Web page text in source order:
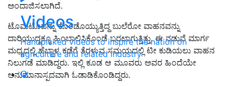
Videos
Handpicked videos to inspire the nation on
agriculture and related industry
ಅಂದಾಜಿಸಲಾಗಿದೆ.
ಟೊಮೆಟೊವನ್ನು ಕೊಂಡೊಯ್ಯುತ್ತಿದ್ದ ಬುಲೆರೋ ವಾಹನವನ್ನು
ದಾರಿಯುದ್ದಕ್ಕೂ ಹಿಂಬಾಲಿಸಿಕೊಂಡೆ ಬರಲಾಗುತ್ತಿತ್ತು. ಈ ನಡುವೆ ಮಾರ್ಗ
ಮಧ್ಯದಲ್ಲಿ ಹೆಬ್ಬಾಳ ಕಡೆಗೆ ತೆರಳುವ ಸಮಯದಲ್ಲಿ ಟೀ ಕುಡಿಯಲು ವಾಹನ
ನಿಲುಗಡೆ ಮಾಡಿದ್ದರು. ಇಲ್ಲಿ ಕೂಡ ಆ ಮೂವರು ಅವರ ಹಿಂದೆಯೇ
ಅನುಮಾನಾಸ್ಪದವಾಗಿ ಓಡಾಡಿಕೊಂಡಿದ್ದರು.